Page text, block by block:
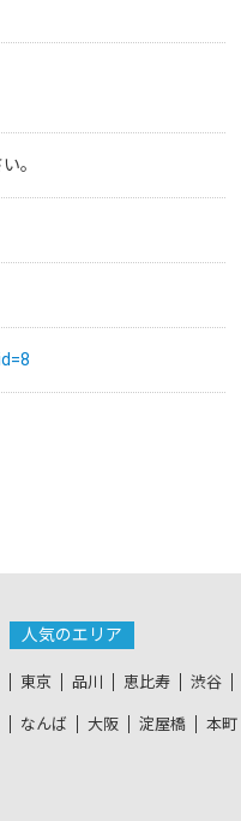
。
人気のエリア
東京 品川 恵比寿 渋谷
なんば 大阪 淀屋橋 本町